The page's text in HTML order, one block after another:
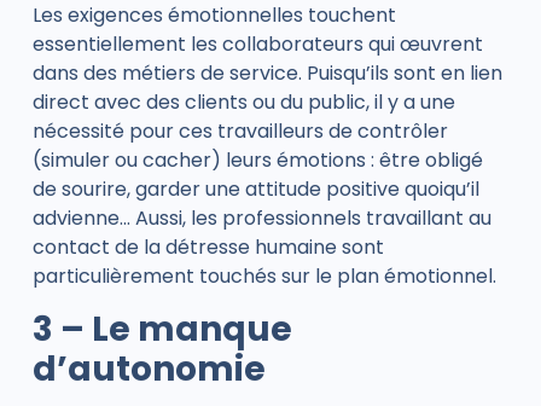
Les exigences émotionnelles touchent
essentiellement les collaborateurs qui œuvrent
dans des métiers de service. Puisqu’ils sont en lien
direct avec des clients ou du public, il y a une
nécessité pour ces travailleurs de contrôler
(simuler ou cacher) leurs émotions : être obligé
de sourire, garder une attitude positive quoiqu’il
advienne… Aussi, les professionnels travaillant au
contact de la détresse humaine sont
particulièrement touchés sur le plan émotionnel.
3 – Le manque
d’autonomie